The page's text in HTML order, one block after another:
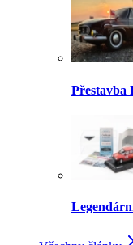
Přestavba